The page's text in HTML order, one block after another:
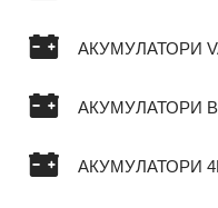
АКУМУЛАТОРИ
АКУМУЛАТОРИ
АКУМУЛАТОРИ